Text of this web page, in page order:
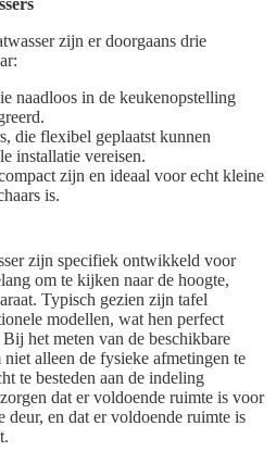
zijn er doorgaans drie
naadloos in de keukenopstelling
die flexibel geplaatst kunnen
installatie vereisen.
zijn en ideaal voor echt kleine
is.
zijn specifiek ontwikkeld voor
om te kijken naar de hoogte,
Typisch gezien zijn tafel
modellen, wat hen perfect
het meten van de beschikbare
alleen de fysieke afmetingen te
te besteden aan de indeling
dat er voldoende ruimte is voor
deur, en dat er voldoende ruimte is